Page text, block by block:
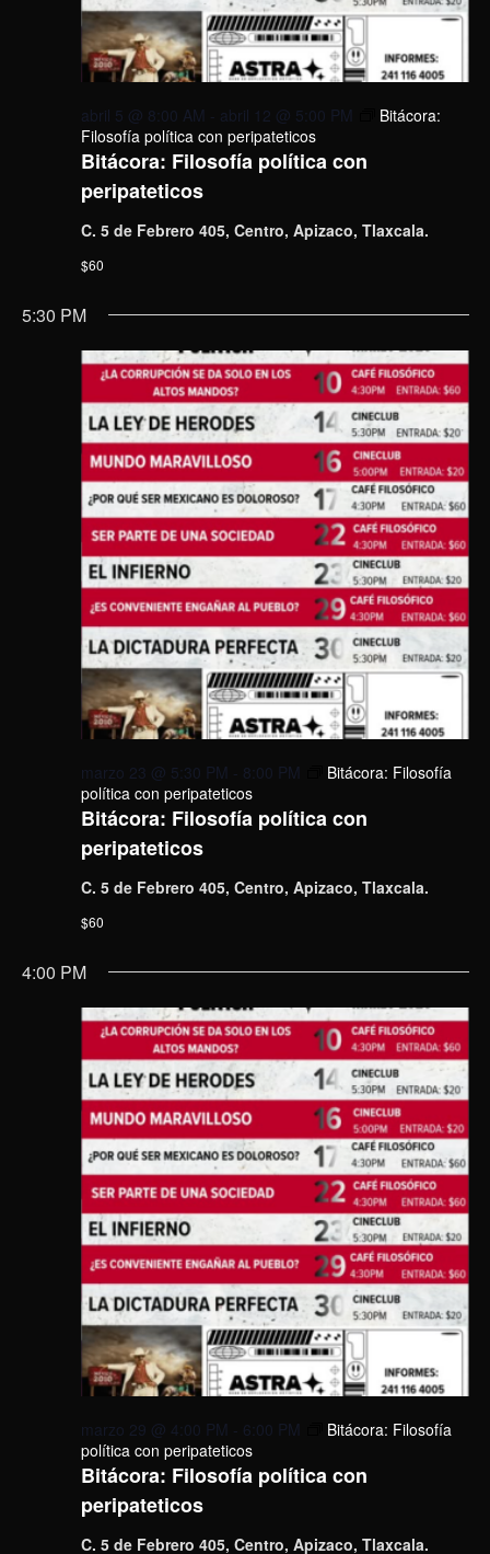
Bitácora: Filosofía política con
peripateticos
abril 5 @ 8:00 AM - abril 12 @ 5:00 PM
Bitácora:
Filosofía política con peripateticos
C. 5 de Febrero 405, Centro, Apizaco, Tlaxcala.
$60
5:30 PM
Bitácora: Filosofía política con
peripateticos
marzo 23 @ 5:30 PM - 8:00 PM
Bitácora: Filosofía
política con peripateticos
C. 5 de Febrero 405, Centro, Apizaco, Tlaxcala.
$60
4:00 PM
Bitácora: Filosofía política con
peripateticos
marzo 29 @ 4:00 PM - 6:00 PM
Bitácora: Filosofía
política con peripateticos
C. 5 de Febrero 405, Centro, Apizaco, Tlaxcala.